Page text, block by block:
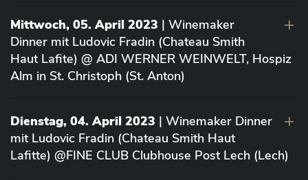
Mittwoch, 05. April 2023 | Winemaker
Dinner mit Ludovic Fradin (Chateau Smith
Haut Lafite) @ ADI WERNER WEINWELT, Hospiz
Alm in St. Christoph (St. Anton)
Dienstag, 04. April 2023 | Winemaker Dinner
mit Ludovic Fradin (Chateau Smith Haut
Lafitte) @FINE CLUB Clubhouse Post Lech (Lech)